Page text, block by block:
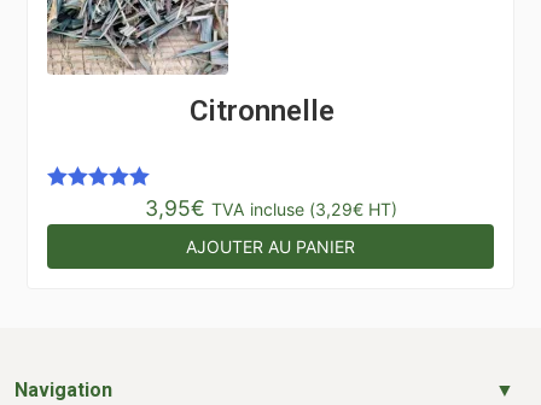
Citronnelle
3,95€ TVA incluse (3,29€HT)
AJOUTER AU PANIER
Navigation